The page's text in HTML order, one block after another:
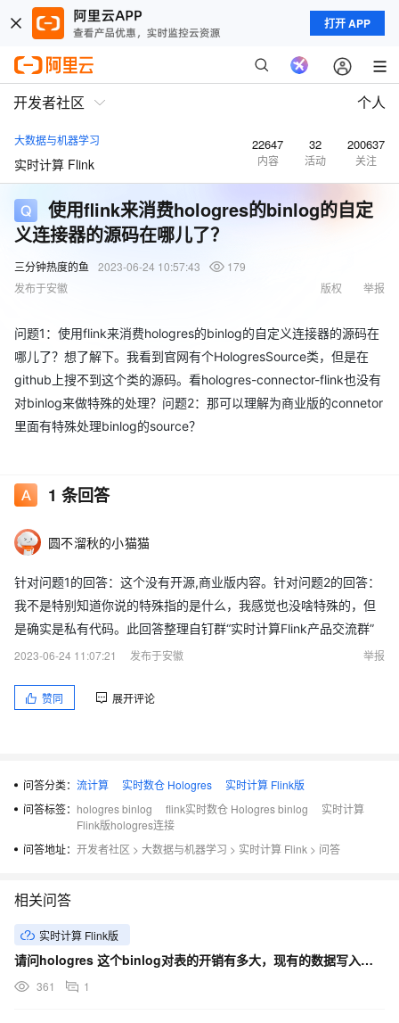
打开 APP
开发者社区 个人
大数据与机器学习
实时计算 Flink
22647
内容
32
活动
200637
关注
使用flink来消费hologres的binlog的自定
义连接器的源码在哪儿了？
三分钟热度的鱼 2023-06-24 10:57:43
179
发布于安徽
举报
版权
问题1：使用flink来消费hologres的binlog的自定义连接器的源码在
哪儿了？想了解下。我看到官网有个HologresSource类，但是在
github上搜不到这个类的源码。看hologres-connector-flink也没有
对binlog来做特殊的处理？问题2：那可以理解为商业版的connetor
里面有特殊处理binlog的source？
1 条回答
圆不溜秋的小猫猫
针对问题1的回答：这个没有开源,商业版内容。针对问题2的回答：
我不是特别知道你说的特殊指的是什么，我感觉也没啥特殊的，但
是确实是私有代码。此回答整理自钉群“实时计算Flink产品交流群”
2023-06-24 11:07:21
发布于安徽 举报
赞同 展开评论
问答分类： 流计算 实时数仓 Hologres
实时计算 Flink版
问答标签： hologres binlog flink实时数仓 Hologres binlog
实时计算
Flink版hologres连接
问答地址： 开发者社区 > 大数据与机器学习 > 实时计算 Flink > 问答
相关问答
实时计算 Flink版
请问hologres 这个binlog对表的开销有多大，现有的数据写入和查询是否有影响?
361 1